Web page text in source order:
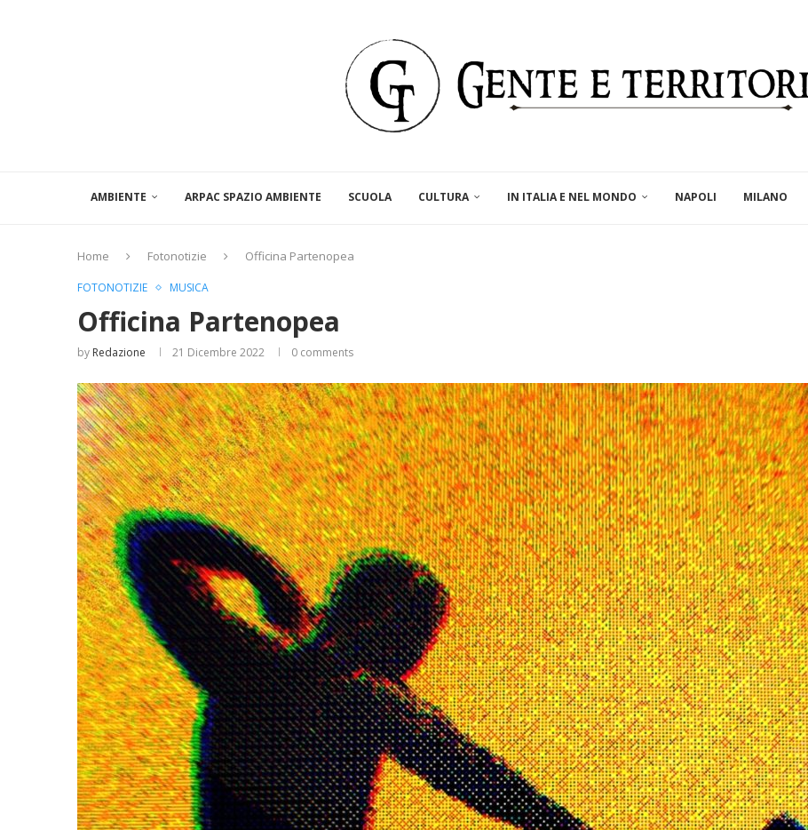
AMBIENTE ARPAC SPAZIO AMBIENTE SCUOLA CULTURA IN ITALIA E NEL MONDO NAPOLI MILANO
Home Fotonotizie Officina Partenopea
FOTONOTIZIE MUSICA
Officina Partenopea
by Redazione 21 Dicembre 2022 0 comments